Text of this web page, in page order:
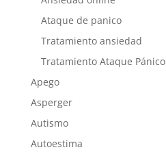
Ataque de panico
Tratamiento ansiedad
Tratamiento Ataque Pánico
Apego
Asperger
Autismo
Autoestima